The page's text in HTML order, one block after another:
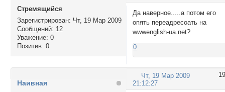
Стремящийся
Зарегистрирован: Чт, 19 Мар 2009
Сообщений: 12
Уважение: 0
Позитив: 0
Да наверное.....а потом его
опять переадресоать на
wwwenglish-ua.net?
0
19
Чт, 19 Мар 2009
21:12:27
Наивная